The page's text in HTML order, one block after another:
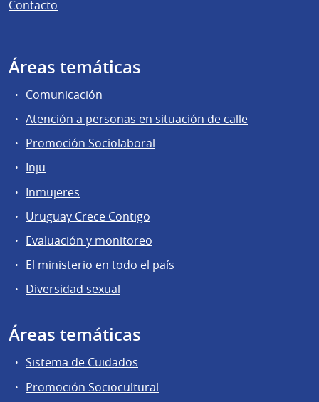
Contacto
Áreas temáticas
Comunicación
Atención a personas en situación de calle
Promoción Sociolaboral
Inju
Inmujeres
Uruguay Crece Contigo
Evaluación y monitoreo
El ministerio en todo el país
Diversidad sexual
Áreas temáticas
Sistema de Cuidados
Promoción Sociocultural